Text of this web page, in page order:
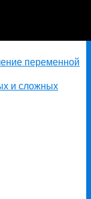
переменной
и сложных